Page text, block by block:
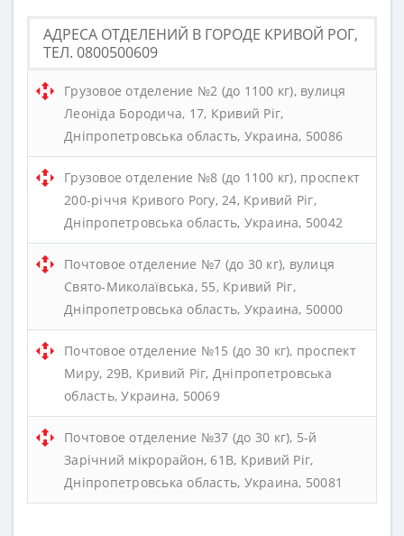
АДРЕСА ОТДЕЛЕНИЙ В ГОРОДЕ КРИВОЙ РОГ,
ТЕЛ. 0800500609
Грузовое отделение №2 (до 1100 кг), вулиця
Леоніда Бородича, 17, Кривий Ріг,
Дніпропетровська область, Украина, 50086
Грузовое отделение №8 (до 1100 кг), проспект
200-річчя Кривого Рогу, 24, Кривий Ріг,
Дніпропетровська область, Украина, 50042
Почтовое отделение №7 (до 30 кг), вулиця
Свято-Миколаївська, 55, Кривий Ріг,
Дніпропетровська область, Украина, 50000
Почтовое отделение №15 (до 30 кг), проспект
Миру, 29В, Кривий Ріг, Дніпропетровська
область, Украина, 50069
Почтовое отделение №37 (до 30 кг), 5-й
Зарічний мікрорайон, 61В, Кривий Ріг,
Дніпропетровська область, Украина, 50081